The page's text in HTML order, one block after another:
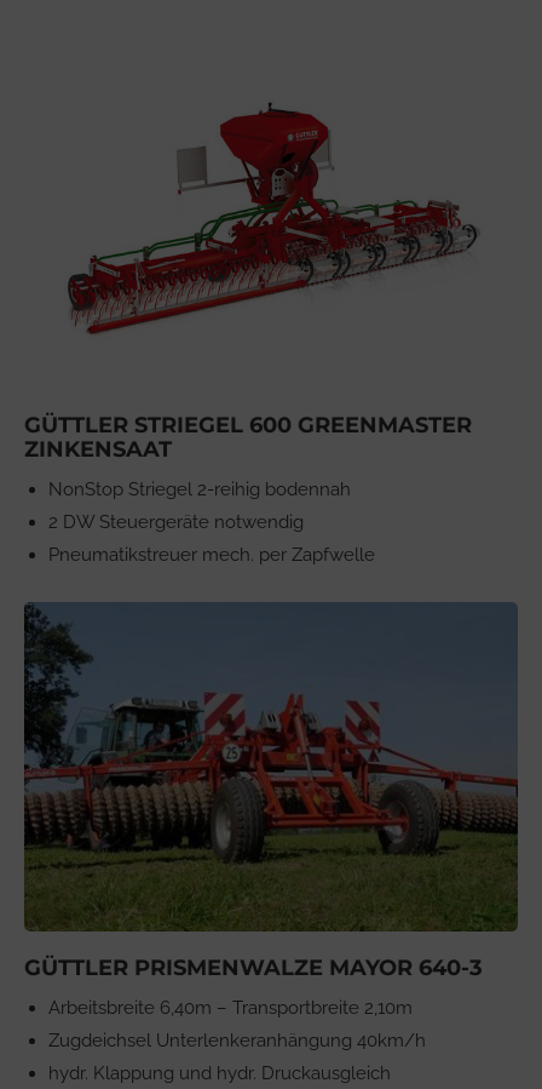
GÜTTLER STRIEGEL 600 GREENMASTER
ZINKENSAAT
NonStop Striegel 2-reihig bodennah
2 DW Steuergeräte notwendig
Pneumatikstreuer mech. per Zapfwelle
GÜTTLER PRISMENWALZE MAYOR 640-3
Arbeitsbreite 6,40m – Transportbreite 2,10m
Zugdeichsel Unterlenkeranhängung 40km/h
hydr. Klappung und hydr. Druckausgleich